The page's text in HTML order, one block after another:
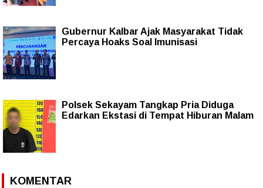
Gubernur Kalbar Ajak Masyarakat Tidak
Percaya Hoaks Soal Imunisasi
Polsek Sekayam Tangkap Pria Diduga
Edarkan Ekstasi di Tempat Hiburan Malam
KOMENTAR